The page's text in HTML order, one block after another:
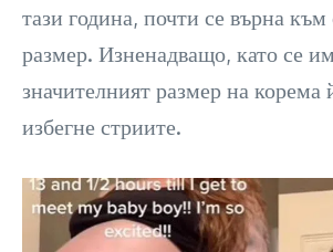
тази година, почти се върна
размер. Изненадващо, като се
значителният размер на корема
избегне стриите.